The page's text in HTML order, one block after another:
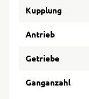
Kupplung
Antrieb
Getriebe
Ganganzahl